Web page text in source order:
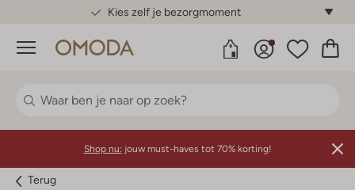
Gratis standaard verzending*
Menu
Shop nu: jouw must-haves tot 70% korting!
Terug